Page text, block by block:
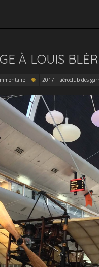
À LOUIS
2017 aéroclub des